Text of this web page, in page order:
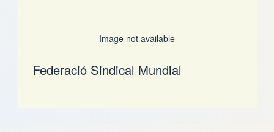
Image not available
Federació Sindical Mundial